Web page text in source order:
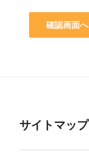
サイトマップ